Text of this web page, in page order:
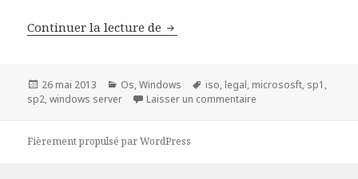
Continuer la lecture de Telechargement ISO Windows
Publié
le
26 mai 2013 Catégories
Os,Windows
Mots-
clés
iso, legal, micrososft, sp1 ,
sp2,windows server Laisser un commentaire
Fièrement propulsé par WordPress